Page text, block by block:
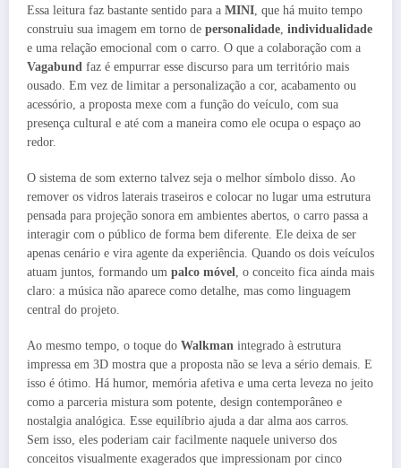
Essa leitura faz bastante sentido para a MINI , que há muito tempo
construiu sua imagem em torno de personalidade individualidade
e uma relação emocional com o carro. O que a colaboração com a
Vagabund faz é empurrar esse discurso para um território mais
ousado. Em vez de limitar a personalização a cor, acabamento ou
acessório, a proposta mexe com a função do veículo, com sua
presença cultural e até com a maneira como ele ocupa o espaço ao
redor.
O sistema de som externo talvez seja o melhor símbolo disso. Ao
remover os vidros laterais traseiros e colocar no lugar uma estrutura
pensada para projeção sonora em ambientes abertos, o carro passa a
interagir com o público de forma bem diferente. Ele deixa de ser
apenas cenário e vira agente da experiência. Quando os dois veículos
atuam juntos, formando um palco móvel, o conceito fica ainda mais
claro: a música não aparece como detalhe, mas como linguagem
central do projeto.
Ao mesmo tempo, o toque do Walkman integrado à estrutura
impressa em 3D mostra que a proposta não se leva a sério demais. E
isso é ótimo. Há humor, memória afetiva e uma certa leveza no jeito
como a parceria mistura som potente, design contemporâneo e
nostalgia analógica. Esse equilíbrio ajuda a dar alma aos carros.
Sem isso, eles poderiam cair facilmente naquele universo dos
conceitos visualmente exagerados que impressionam por cinco